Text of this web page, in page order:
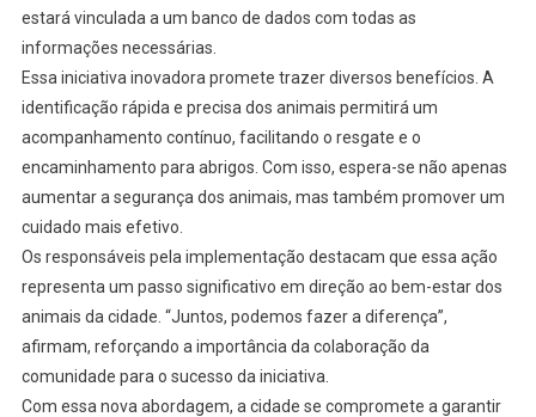
De
De
Jandira
estará vinculada a um banco de dados com todas as
informações necessárias.
Essa iniciativa inovadora promete trazer diversos benefícios. A
identificação rápida e precisa dos animais permitirá um
acompanhamento contínuo, facilitando o resgate e o
encaminhamento para abrigos. Com isso, espera-se não apenas
aumentar a segurança dos animais, mas também promover um
cuidado mais efetivo.
Os responsáveis pela implementação destacam que essa ação
representa um passo significativo em direção ao bem-estar dos
animais da cidade. “Juntos, podemos fazer a diferença”,
afirmam, reforçando a importância da colaboração da
comunidade para o sucesso da iniciativa.
Com essa nova abordagem, a cidade se compromete a garantir